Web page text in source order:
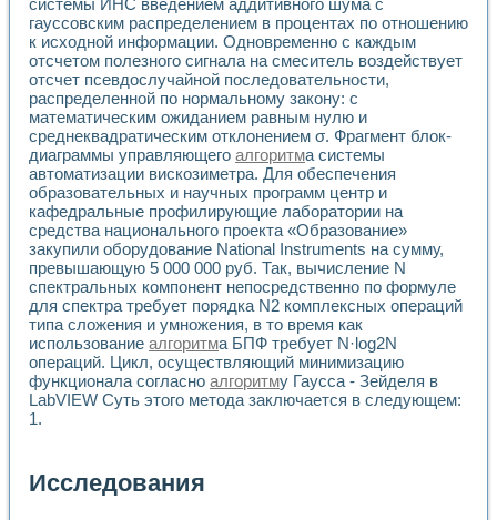
системы ИНС введением аддитивного шума с
гауссовским распределением в процентах по отношению
к исходной информации. Одновременно с каждым
отсчетом полезного сигнала на смеситель воздействует
отсчет псевдослучайной последовательности,
распределенной по нормальному закону: с
математическим ожиданием равным нулю и
среднеквадратическим отклонением σ. Фрагмент блок-
диаграммы управляющего алгоритма системы
автоматизации вискозиметра. Для обеспечения
образовательных и научных программ центр и
кафедральные профилирующие лаборатории на
средства национального проекта «Образование»
закупили оборудование National Instruments на сумму,
превышающую 5 000 000 руб. Так, вычисление N
спектральных компонент непосредственно по формуле
для спектра требует порядка N2 комплексных операций
типа сложения и умножения, в то время как
использование алгоритма БПФ требует N·log2N
операций. Цикл, осуществляющий минимизацию
функционала согласно алгоритму Гаусса - Зейделя в
LabVIEW Суть этого метода заключается в следующем:
1.
Исследования